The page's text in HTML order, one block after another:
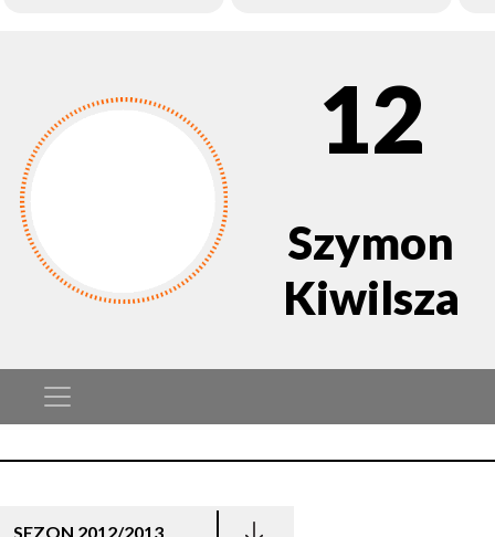
12
Szymon
Kiwilsza
SEZON 2012/2013